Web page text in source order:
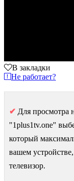
В закладки
Не работает?
✔ Для просмотра
"1plus1tv.one"
который
вашем
телевизор.